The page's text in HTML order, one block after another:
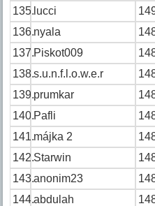
135. lucci
136.nyala
137.Piskot009
138.s.u.n.f.l.o.w.e.r
139.prumkar
140.Pafli
141.májka 2
142.Starwin
143.anonim23
144.abdulah